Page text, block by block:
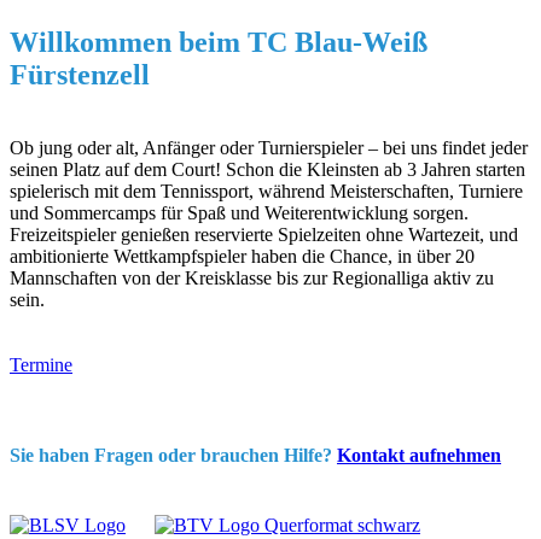
Willkommen beim TC Blau-Weiß
Fürstenzell
Ob jung oder alt, Anfänger oder Turnierspieler – bei uns findet jeder
seinen Platz auf dem Court! Schon die Kleinsten ab 3 Jahren starten
spielerisch mit dem Tennissport, während Meisterschaften, Turniere
und Sommercamps für Spaß und Weiterentwicklung sorgen.
Freizeitspieler genießen reservierte Spielzeiten ohne Wartezeit, und
ambitionierte Wettkampfspieler haben die Chance, in über 20
Mannschaften von der Kreisklasse bis zur Regionalliga aktiv zu
sein.
Termine
Sie haben Fragen oder brauchen Hilfe? Kontakt aufnehmen